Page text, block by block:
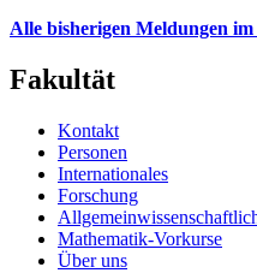
Alle bisherigen Meldungen
Fakultät
Kontakt
Personen
Internationales
Forschung
Mathematik-Vorkurse
Über uns